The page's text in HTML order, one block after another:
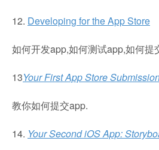
12. Developing for the App Store
如何开发app,如何测试app,如何提
13Your First App Store
教你如何提交app.
14. Your Second iOS App: